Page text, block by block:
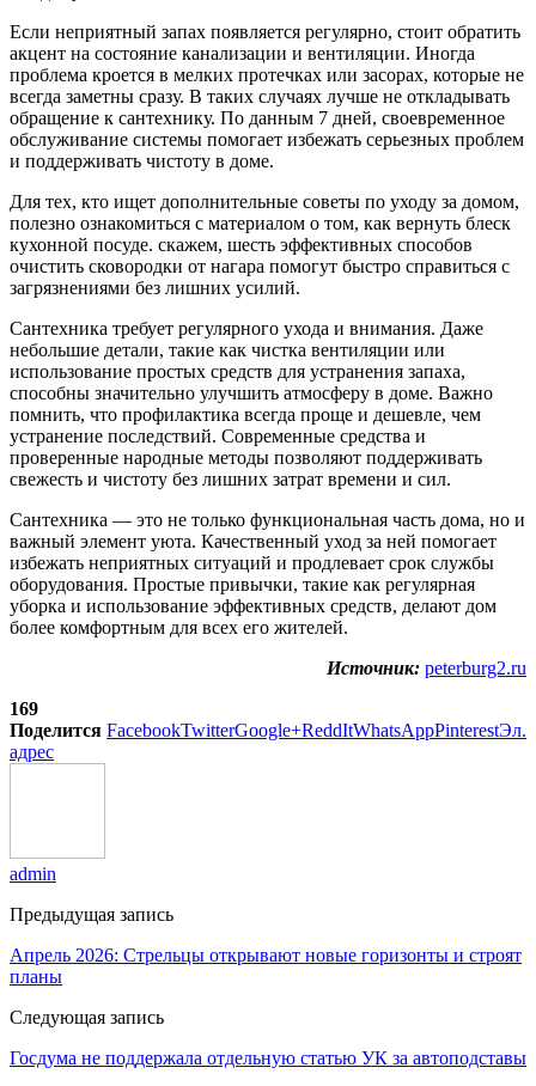
Если неприятный запах появляется регулярно, стоит обратить
акцент на состояние канализации и вентиляции. Иногда
проблема кроется в мелких протечках или засорах, которые не
всегда заметны сразу. В таких случаях лучше не откладывать
обращение к сантехнику. По данным 7 дней, своевременное
обслуживание системы помогает избежать серьезных проблем
и поддерживать чистоту в доме.
Для тех, кто ищет дополнительные советы по уходу за домом,
полезно ознакомиться с материалом о том, как вернуть блеск
кухонной посуде. скажем, шесть эффективных способов
очистить сковородки от нагара помогут быстро справиться с
загрязнениями без лишних усилий.
Сантехника требует регулярного ухода и внимания. Даже
небольшие детали, такие как чистка вентиляции или
использование простых средств для устранения запаха,
способны значительно улучшить атмосферу в доме. Важно
помнить, что профилактика всегда проще и дешевле, чем
устранение последствий. Современные средства и
проверенные народные методы позволяют поддерживать
свежесть и чистоту без лишних затрат времени и сил.
Сантехника — это не только функциональная часть дома, но и
важный элемент уюта. Качественный уход за ней помогает
избежать неприятных ситуаций и продлевает срок службы
оборудования. Простые привычки, такие как регулярная
уборка и использование эффективных средств, делают дом
более комфортным для всех его жителей.
Источник: peterburg2.ru
169
Поделится FacebookTwitterGoogle+ReddItWhatsAppPinterestЭл.
адрес
admin
Предыдущая запись
Апрель 2026: Стрельцы открывают новые горизонты и строят
планы
Следующая запись
Госдума не поддержала отдельную статью УК за автоподставы